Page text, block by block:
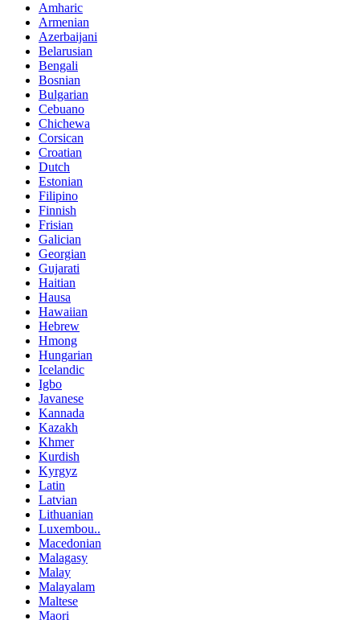
Amharic
Armenian
Azerbaijani
Belarusian
Bengali
Bosnian
Bulgarian
Cebuano
Chichewa
Corsican
Croatian
Dutch
Estonian
Filipino
Finnish
Frisian
Galician
Georgian
Gujarati
Haitian
Hausa
Hawaiian
Hebrew
Hmong
Hungarian
Icelandic
Igbo
Javanese
Kannada
Kazakh
Khmer
Kurdish
Kyrgyz
Latin
Latvian
Lithuanian
Luxembou..
Macedonian
Malagasy
Malay
Malayalam
Maltese
Maori